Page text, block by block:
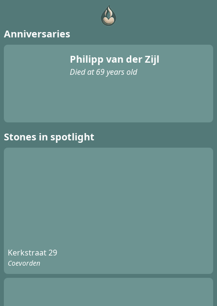
Anniversaries
Philipp van der Zijl
Died at 69 years old
Stones in spotlight
Kerkstraat 29
Coevorden